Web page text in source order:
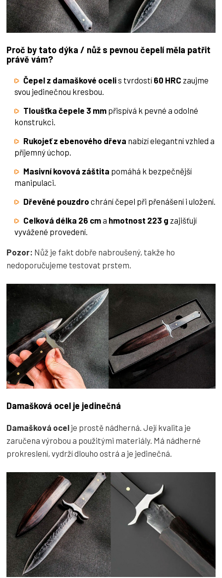
Proč by tato dýka / nůž s pevnou čepelí měla patřit
právě vám?
Čepel z damaškové ocelis tvrdostí 60 HRC zaujme
svou jedinečnou kresbou.
Tloušťka čepele 3 mm přispívá k pevné a odolné
konstrukci.
Rukojeť z ebenového dřeva nabízí elegantní vzhled a
příjemný úchop.
Masivní kovová záštita pomáhá k bezpečnější
manipulaci.
Dřevěné pouzdro chrání čepel při přenášení i uložení.
Celková délka 26 cma hmotnost 223 g zajišťují
vyvážené provedení.
Pozor: Nůž je fakt dobře nabroušený, takže ho
nedoporučujeme testovat prstem.
Damašková ocel je jedinečná
Damašková ocel je prostě nádherná. Její kvalita je
zaručena výrobou a použitými materiály. Má nádherné
prokreslení, vydrží dlouho ostrá a je jedinečná.